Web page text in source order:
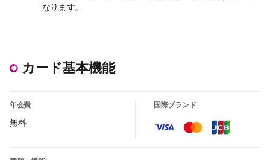
なります。
カード基本機能
年会費
無料
国際ブランド